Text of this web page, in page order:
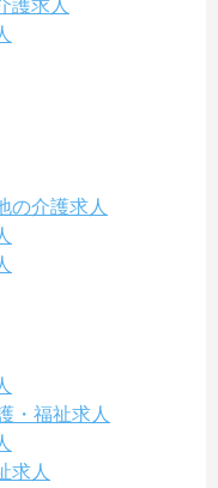
護求人
の介護求人
・福祉求人
求人